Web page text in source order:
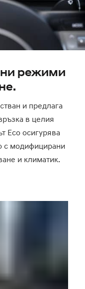
режими
и предлага
в целия
Eco осигурява
с модифицирани
и климатик.